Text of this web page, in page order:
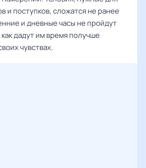
и поступков, сложатся не ранее
и дневные часы не пройдут
дадут им время получше
чувствах.